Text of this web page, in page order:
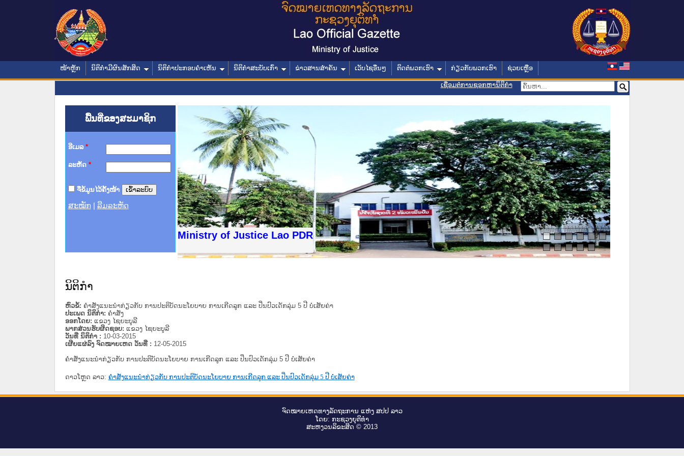
ໜ້າຫຼັກ ນິຕິກໍາມີຜົນສັກສິດ ນິຕິກໍາປະກອບຄໍາເຫັນ ນິຕິກໍາສະບັບເກົ່າ ຂ່າວສານສໍາຄັນ ເວັບໄຊອື່ນໆ ຕິດຕໍ່ພວກເຮົາ ກ່ຽວກັບພວກເຮົາ ຊ່ວຍເຫຼືອ
ເຊື່ອມຕໍ່ການຊອກຫານິຕິກຳ
ພື້ນທີ່ຂອງສະມາຊິກ
ອີເມລ *
ລະຫັດ *
ຈື່ຂໍ້ມູນໄວ້ຄັ້ງໜ້າ
ສະໝັກ ລືມລະຫັດ
Ministry of Justice Lao PDR
ານສະພາປະຊາຊົນ ພາກເໜືອ
ທາງລັດຖະການ
ສຳລັບ ພາກກາງ
ສຳລັບ ພາກໃຕ້
ວິທະຍາຄານຕຳຫຼວດປະຊາຊົນ
ວິທະຍາຄານສັນຕິບານປະຊາຊົນ
ຂັ້ນແຂວງພາກເໜືອ
ານສະພາປະຊາຊົນ ພາກກາງ
ນິຕິກໍາ
ຫົວຂໍ້: ຄໍາສັ່ງແນະນໍາກ່ຽວກັບ ການປະຕິບັດນະໂຍບາຍ ການເກີດລູກ ແລະ ປິ່ນປົວເດັກລຸ່ມ 5 ປີ ບໍ່ເສັຍຄ່າ
ປະເພດ ນິຕິກໍາ: ຄໍາສັ່ງ
ອອກໂດຍ: ແຂວງ ໄຊຍະບູລີ
ພາກສ່ວນຮັບຜິດຊອບ: ແຂວງ ໄຊຍະບູລີ
ວັນທີ່ ນິຕິກໍາ : 10-03-2015
ເຜີຍແຜ່ລົງ ຈົດໝາຍເຫດ ວັນທີ່ : 12-05-2015
ຄໍາສັ່ງແນະນໍາກ່ຽວກັບ ການປະຕິບັດນະໂຍບາຍ ການເກີດລູກ ແລະ ປິ່ນປົວເດັກລຸ່ມ 5 ປີ ບໍ່ເສັຍຄ່າ
ດາວໂຫຼດ ລາວ: ຄໍາສັ່ງແນະນໍາກ່ຽວກັບ ການປະຕິບັດນະໂຍບາຍ ການເກີດລູກ ແລະ ປິ່ນປົວເດັກລຸ່ມ 5 ປີ ບໍ່ເສັຍຄ່າ
ຈົດ​ໝາຍ​ເຫດ​ທາງ​ລັດ​ຖະ​ການ ແຫ່ງ ສ​ປ​ປ ລາວ
ໂດຍ: ກະ​ຊວງຍຸ​ຕິ​ທຳ
ສະ​ຫງວນ​ລິ​ຂະ​ສິດ © 2013